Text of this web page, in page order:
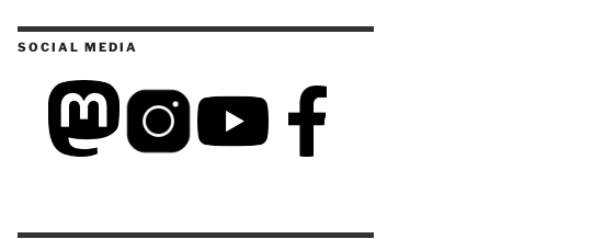
SOCIAL MEDIA